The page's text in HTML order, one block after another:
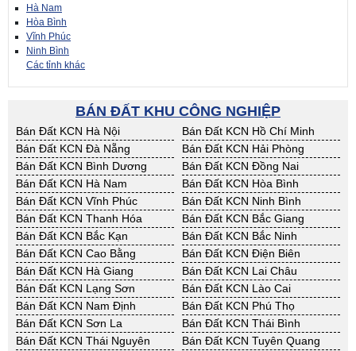
Hà Nam
Hòa Bình
Vĩnh Phúc
Ninh Bình
Các tỉnh khác
BÁN ĐẤT KHU CÔNG NGHIỆP
Bán Đất KCN Hà Nội
Bán Đất KCN Hồ Chí Minh
Bán Đất KCN Đà Nẵng
Bán Đất KCN Hải Phòng
Bán Đất KCN Bình Dương
Bán Đất KCN Đồng Nai
Bán Đất KCN Hà Nam
Bán Đất KCN Hòa Bình
Bán Đất KCN Vĩnh Phúc
Bán Đất KCN Ninh Bình
Bán Đất KCN Thanh Hóa
Bán Đất KCN Bắc Giang
Bán Đất KCN Bắc Kạn
Bán Đất KCN Bắc Ninh
Bán Đất KCN Cao Bằng
Bán Đất KCN Điện Biên
Bán Đất KCN Hà Giang
Bán Đất KCN Lai Châu
Bán Đất KCN Lạng Sơn
Bán Đất KCN Lào Cai
Bán Đất KCN Nam Định
Bán Đất KCN Phú Thọ
Bán Đất KCN Sơn La
Bán Đất KCN Thái Bình
Bán Đất KCN Thái Nguyên
Bán Đất KCN Tuyên Quang